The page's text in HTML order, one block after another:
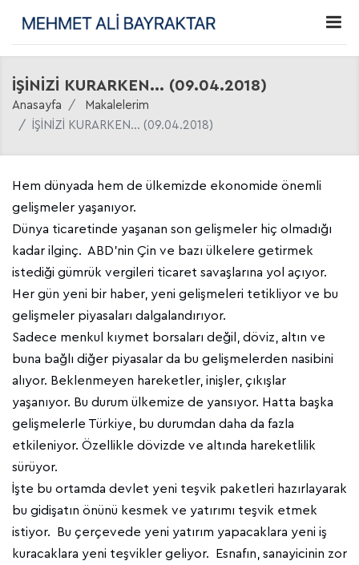
İŞİNİZİ KURARKEN... (09.04.2018)
Anasayfa
Makalelerim
İŞİNİZİ KURARKEN... (09.04.2018)
Hem dünyada hem de ülkemizde ekonomide önemli
gelişmeler yaşanıyor.
Dünya ticaretinde yaşanan son gelişmeler hiç olmadığı
kadar ilginç. ABD’nin Çin ve bazı ülkelere getirmek
istediği gümrük vergileri ticaret savaşlarına yol açıyor.
Her gün yeni bir haber, yeni gelişmeleri tetikliyor ve bu
gelişmeler piyasaları dalgalandırıyor.
Sadece menkul kıymet borsaları değil, döviz, altın ve
buna bağlı diğer piyasalar da bu gelişmelerden nasibini
alıyor. Beklenmeyen hareketler, inişler, çıkışlar
yaşanıyor. Bu durum ülkemize de yansıyor. Hatta başka
gelişmelerle Türkiye, bu durumdan daha da fazla
etkileniyor. Özellikle dövizde ve altında hareketlilik
sürüyor.
İşte bu ortamda devlet yeni teşvik paketleri hazırlayarak
bu gidişatın önünü kesmek ve yatırımı teşvik etmek
istiyor. Bu çerçevede yeni yatırım yapacaklara yeni iş
kuracaklara yeni teşvikler geliyor. Esnafın, sanayicinin zor